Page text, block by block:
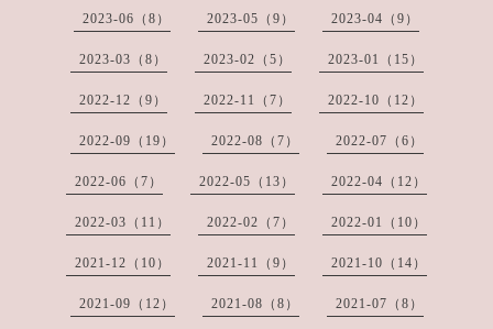
2023-06（8） 2023-05（9） 2023-04（9）
2023-03（8） 2023-02（5） 2023-01（15）
2022-12（9） 2022-11（7） 2022-10（12）
2022-09（19） 2022-08（7） 2022-07（6）
2022-06（7） 2022-05（13） 2022-04（12）
2022-03（11） 2022-02（7） 2022-01（10）
2021-12（10） 2021-11（9） 2021-10（14）
2021-09（12） 2021-08（8） 2021-07（8）